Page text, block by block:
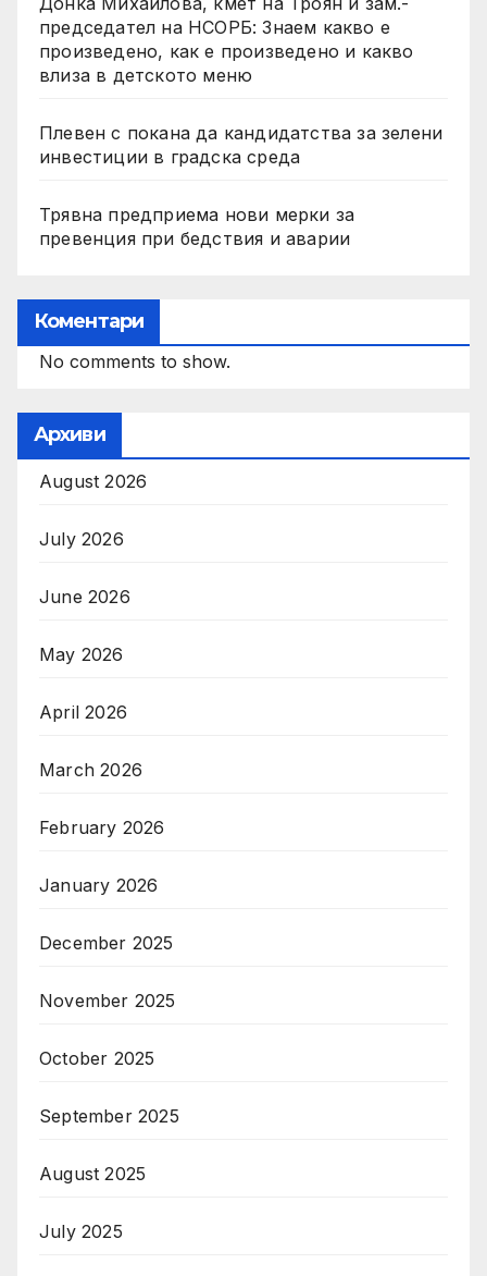
председател на НСОРБ: Знаем какво е
произведено, как е произведено и какво
влиза в детското меню
Плевен с покана да кандидатства за зелени
инвестиции в градска среда
Трявна предприема нови мерки за
превенция при бедствия и аварии
Коментари
No comments to show.
Архиви
August 2026
July 2026
June 2026
May 2026
April 2026
March 2026
February 2026
January 2026
December 2025
November 2025
October 2025
September 2025
August 2025
July 2025